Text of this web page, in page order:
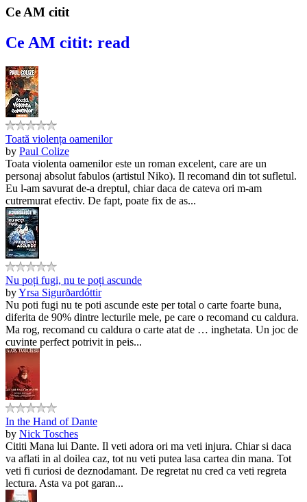
Ce AM citit
Ce AM citit: read
Toată violența oamenilor
by Paul Colize
Toata violenta oamenilor este un roman excelent, care are un
personaj absolut fabulos (artistul Niko). Il recomand din tot sufletul.
Eu l-am savurat de-a dreptul, chiar daca de cateva ori m-am
cutremurat efectiv. De fapt, poate fix de as...
Nu poți fugi, nu te poți ascunde
byYrsa Sigurðardóttir
Nu poti fugi nu te poti ascunde este per total o carte foarte buna,
diferita de 90% dintre lecturile mele, pe care o recomand cu caldura.
Ma rog, recomand cu caldura o carte atat de … inghetata. Un joc de
cuvinte perfect potrivit in peis...
In the Hand of Dante
by Nick Tosches
Cititi Mana lui Dante. Il veti adora ori ma veti injura. Chiar si daca
va aflati in al doilea caz, tot nu veti putea lasa cartea din mana. Tot
veti fi curiosi de deznodamant. De regretat nu cred ca veti regreta
lectura. Asta va pot garan...